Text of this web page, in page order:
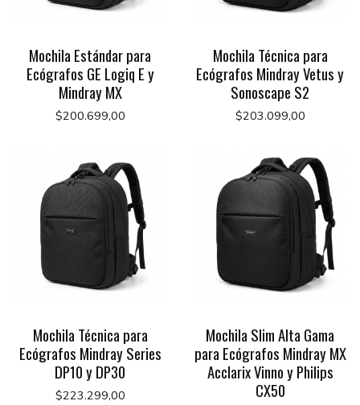
Mochila Estándar para
Ecógrafos GE Logiq E y
Mindray MX
$200.699,00
Mochila Técnica para
Ecógrafos Mindray Vetus y
Sonoscape S2
$203.099,00
Mochila Técnica para
Ecógrafos Mindray Series
DP10 y DP30
$223.299,00
Mochila Slim Alta Gama
para Ecógrafos Mindray MX
Acclarix Vinno y Philips
CX50